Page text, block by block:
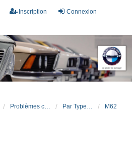
Connexion
Inscription
Problèmes connus et résolus (FAQ) Par Type Moteur (ESSENCE) M62